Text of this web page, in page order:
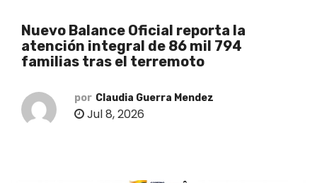
Nuevo Balance Oficial reporta la
atención integral de 86 mil 794
familias tras el terremoto
por Claudia Guerra Mendez
Jul 8, 2026